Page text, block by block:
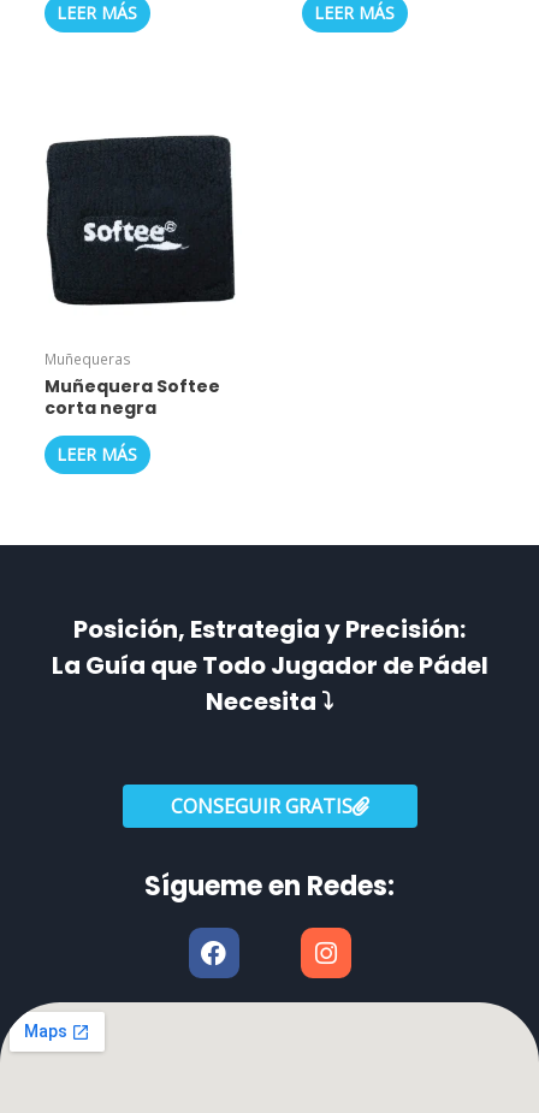
LEER MÁS LEER MÁS
Muñequeras
Muñequera Softee
corta negra
LEER MÁS
Posición, Estrategia y Precisión:
La Guía que Todo Jugador de Pádel
Necesita ⤵️
CONSEGUIR GRATIS
Sígueme en Redes:
F
a
c
I
n
s